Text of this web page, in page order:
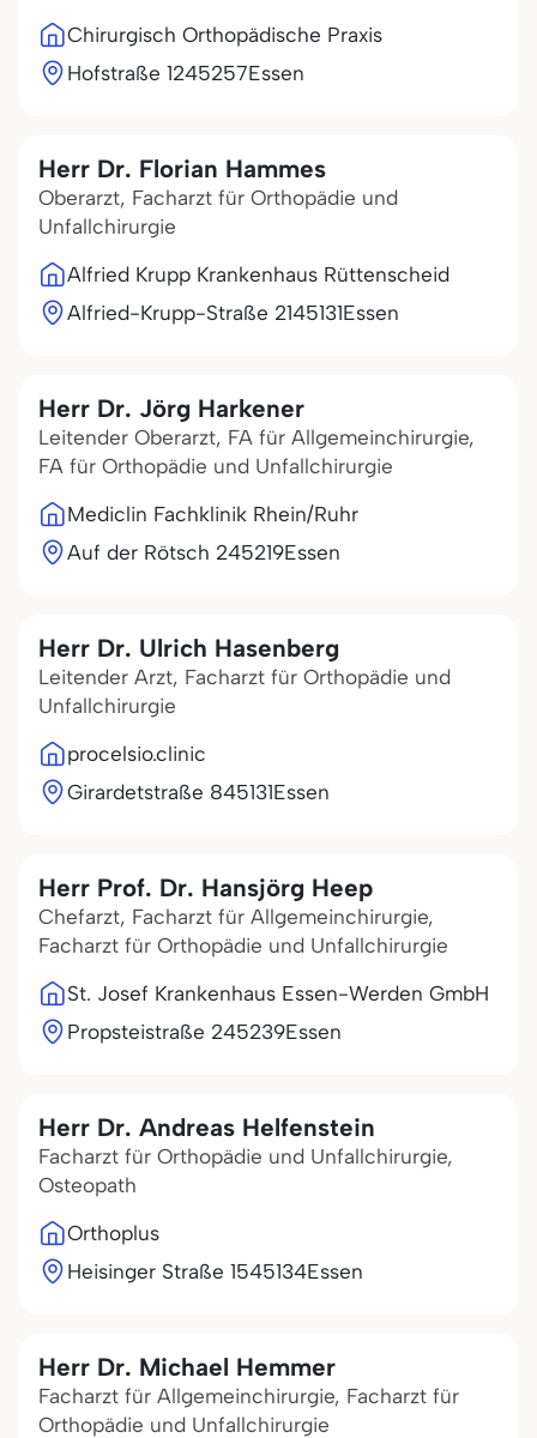
Chirurgisch Orthopädische Praxis
Hofstraße 1245257Essen
Herr Dr. Florian Hammes
Oberarzt, Facharzt für Orthopädie und
Unfallchirurgie
Alfried Krupp Krankenhaus Rüttenscheid
Alfried-Krupp-Straße 2145131Essen
Herr Dr. Jörg Harkener
Leitender Oberarzt, FA für Allgemeinchirurgie,
FA für Orthopädie und Unfallchirurgie
Mediclin Fachklinik Rhein/Ruhr
Auf der Rötsch 245219Essen
Herr Dr. Ulrich Hasenberg
Leitender Arzt, Facharzt für Orthopädie und
Unfallchirurgie
procelsio.clinic
Girardetstraße 845131Essen
Herr Prof. Dr. Hansjörg Heep
Chefarzt, Facharzt für Allgemeinchirurgie,
Facharzt für Orthopädie und Unfallchirurgie
St. Josef Krankenhaus Essen-Werden GmbH
Propsteistraße 245239Essen
Herr Dr. Andreas Helfenstein
Facharzt für Orthopädie und Unfallchirurgie,
Osteopath
Orthoplus
Heisinger Straße 1545134Essen
Herr Dr. Michael Hemmer
Facharzt für Allgemeinchirurgie, Facharzt für
Orthopädie und Unfallchirurgie